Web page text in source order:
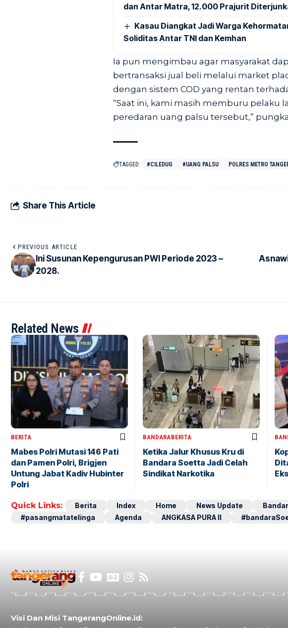
dan Antar Matra, 12.000 Prajurit
Kasau Diangkat Jadi Warga
Soliditas Antar TNI dan Kemhan
Ia pun mengimbau agar masyarakat
bertransaksi jual beli melalui market
dengan sistem COD yang rentan
“Saat ini, kami masih memburu pelaku
peredaran uang palsu tersebut,”
TAGGED: #CILEDUG #UANG PALSU POLRES METRO
Share This Article
PREVIOUS ARTICLE
Ini Susunan Kepengurusan PWI Periode 2023 –
2028.
Related News
BERITA
Mabes Polri Mutasi 146 Pati
dan Pamen Polri, Brigjen
Untung Jabat Kadiv Hubinter
Polri
BANDARABERITA
Ketika Jalur Khusus Kru di
Bandara Soetta Jadi Celah
Sindikat Narkotika
Quick Links: Berita Index Home News Update
#pasangmatatelinga
Agenda ANGKASA PURA II
Visi Dan Misi TangerangOnline.id: